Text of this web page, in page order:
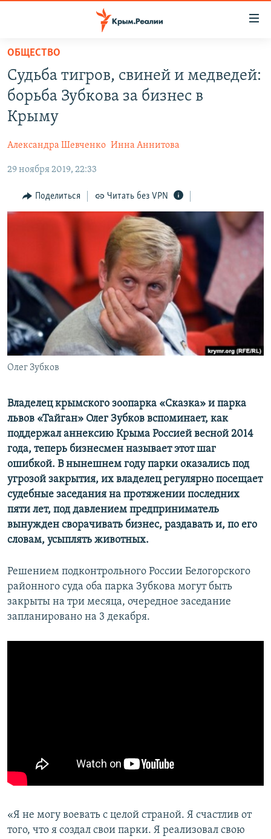
Вернуться
основному
содержанию
Вернутся
главной
навигации
Вернутся
поиску
НОВОСТИ
СПЕЦПРОЕКТЫ
11 ЛЕТ ОККУПАЦИИ КРЫМА. 11 ИСТОРИЙ СОПРОТИВЛЕНИЯ
ВОДА
ЕЩЕ
ИНТЕРАКТИВ
ИНФОГРАФИКА
ТЕЛЕПРОЕКТ КРЫМ.РЕАЛИИ
СОВЕТЫ ПРАВОЗАЩИТНИКОВ
ПРОПАВШИЕ БЕЗ ВЕСТИ
ПОБЕДИТЕЛЕЙ НЕ СУДЯТ?
КРЫМ.НЕПОКОРЕННЫЙ
ELIFBE
УКРАИНСКАЯ ПРОБЛЕМА КРЫМА
РАДІО СВОБОДА
КАК ОБОЙТИ БЛОКИРОВКУ
ПРИСОЕДИНЯЙТЕСЬ!
Все сайты RFE/RL
ОБЩЕСТВО
Судьба тигров, свиней и медведей:
борьба Зубкова за бизнес в
Крыму
Александра Шевченко Инна Аннитова
29 ноября 2019, 22:33
Поделиться Читать без VPN
Олег Зубков
Владелец крымского зоопарка «Сказка» и парка
львов «Тайган» Олег Зубков вспоминает, как
поддержал аннексию Крыма Россией весной 2014
года, теперь бизнесмен называет этот шаг
ошибкой. В нынешнем году парки оказались под
угрозой закрытия, их владелец регулярно посещает
судебные заседания на протяжении последних
пяти лет, под давлением предприниматель
вынужден сворачивать бизнес, раздавать и, по его
словам, усыплять животных.
Решением подконтрольного России Белогорского
районного суда оба парка Зубкова могут быть
закрыты на три месяца, очередное заседание
запланировано на 3 декабря.
«Я не могу воевать с целой страной. Я счастлив от
того, что я создал свои парки. Я реализовал свою